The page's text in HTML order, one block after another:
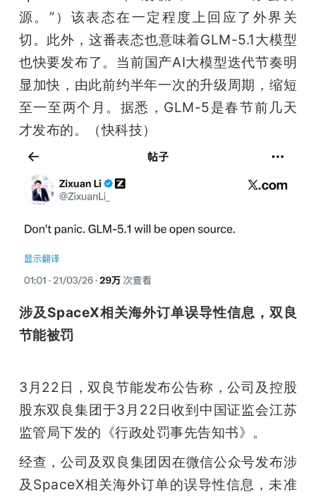
源。”）该表态在一定程度上回应了外界关
切。此外，这番表态也意味着GLM-5.1大模型
也快要发布了。当前国产AI大模型迭代节奏明
显加快，由此前约半年一次的升级周期，缩短
至一至两个月。据悉，GLM-5是春节前几天
才发布的。（快科技）
涉及SpaceX相关海外订单误导性信息，双良
节能被罚
3月22日，双良节能发布公告称，公司及控股
股东双良集团于3月22日收到中国证监会江苏
监管局下发的《行政处罚事先告知书》。
经查，公司及双良集团因在微信公众号发布涉
及SpaceX相关海外订单的误导性信息，未准